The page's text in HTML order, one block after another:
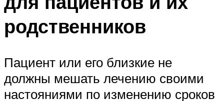
родственников
Пациент или его близкие не
должны мешать лечению своими
настояниями по изменению сроков